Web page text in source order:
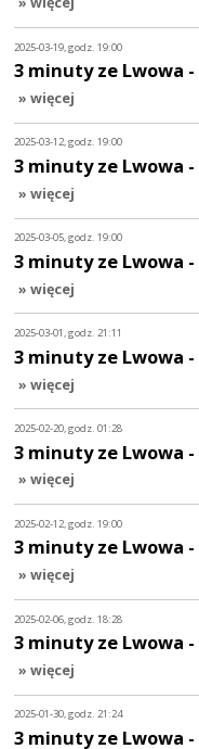
2025-03-19, godz. 19:00
3 minuty ze Lwowa -
» więcej
2025-03-12, godz. 19:00
3 minuty ze Lwowa -
» więcej
2025-03-05, godz. 19:00
3 minuty ze Lwowa -
» więcej
2025-03-01, godz. 21:11
3 minuty ze Lwowa -
» więcej
2025-02-20, godz. 01:28
3 minuty ze Lwowa -
» więcej
2025-02-12, godz. 19:00
3 minuty ze Lwowa -
» więcej
2025-02-06, godz. 18:28
3 minuty ze Lwowa -
» więcej
2025-01-30, godz. 21:24
3 minuty ze Lwowa -